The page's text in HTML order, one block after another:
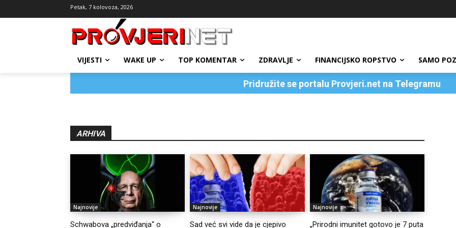
Petak, 7 kolovoza, 2026
VIJESTI WAKE UP TOP KOMENTAR ZDRAVLJE FINANCIJSKO ROPSTVO SAMO
Pridružite se portalu Provjeri.net na Telegramu
ARHIVA
Najnovije
Schwabova „predviđanja“ o
Najnovije
Sad već svi vide da je cjepivo
Najnovije
„Prirodni imunitet gotovo je 7 puta